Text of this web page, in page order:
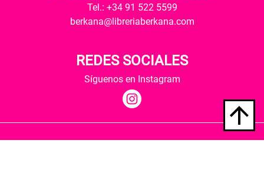
Tel.: +34 91 522 5599
berkana@libreriaberkana.com
REDES SOCIALES
Síguenos en Instagram